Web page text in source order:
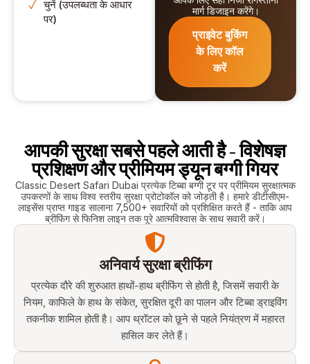
कभी भी उचित नहीं होगी।
अपने परिवार के साथ
अविश्वसनीय दिन, और
कनाडा से लव लव से
बेहतर मार्गदर्शक नहीं मिल
सकता था
चुनें (उपलब्धता के आधार
पर)
मार्ग डिजाइन करेंगे।
प्राइवेट बुकिंग
के लिए कॉल
करें
आपकी सुरक्षा सबसे पहले आती है - विशेषज्ञ
प्रशिक्षण और प्रीमियम ड्यून बग्गी गियर
Classic Desert Safari Dubai प्रत्येक टिब्बा बग्गी टूर पर प्रीमियम सुरक्षात्मक
उपकरणों के साथ विश्व स्तरीय सुरक्षा प्रोटोकॉल को जोड़ती है। हमारे डीटीसीएम-
लाइसेंस प्राप्त गाइड सालाना 7,500+ सवारियों को प्रशिक्षित करते हैं - ताकि आप
ब्रीफिंग से फिनिश लाइन तक पूरे आत्मविश्वास के साथ सवारी करें।
अनिवार्य सुरक्षा ब्रीफिंग
प्रत्येक दौरे की शुरुआत हाथों-हाथ ब्रीफिंग से होती है, जिसमें सवारी के
नियम, काफिले के हाथ के संकेत, सुरक्षित दूरी का पालन और टिब्बा ड्राइविंग
तकनीक शामिल होती है। आप थ्रॉटल को छूने से पहले नियंत्रण में महारत
हासिल कर लेते हैं।